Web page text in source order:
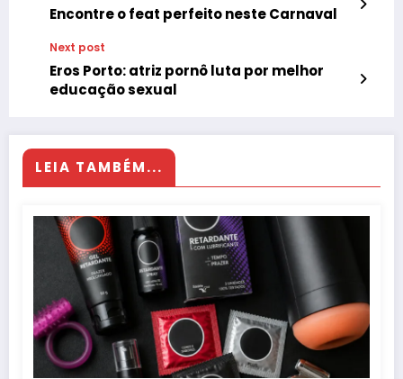
Encontre o feat perfeito neste Carnaval
Next post
Eros Porto: atriz pornô luta por melhor
educação sexual
LEIA TAMBÉM...